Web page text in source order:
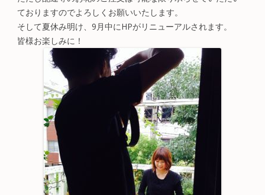
ておりますのでよろしくお願いいたします。
そして夏休み明け、9月中にHPがリニューアルされます。
皆様お楽しみに！